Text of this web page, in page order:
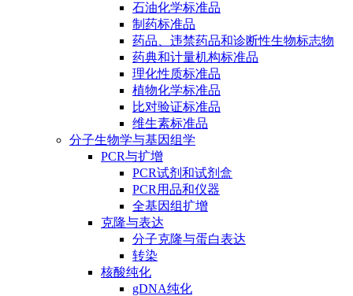
石油化学标准品
制药标准品
药品、违禁药品和诊断性生物标志物
药典和计量机构标准品
理化性质标准品
植物化学标准品
比对验证标准品
维生素标准品
分子生物学与基因组学
PCR与扩增
PCR试剂和试剂盒
PCR用品和仪器
全基因组扩增
克隆与表达
分子克隆与蛋白表达
转染
核酸纯化
gDNA纯化